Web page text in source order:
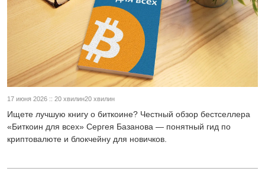
17 июня 2026 :: 20 хвилин20 хвилин
Ищете лучшую книгу о биткоине? Честный обзор бестселлера
«Биткоин для всех» Сергея Базанова — понятный гид по
криптовалюте и блокчейну для новичков.